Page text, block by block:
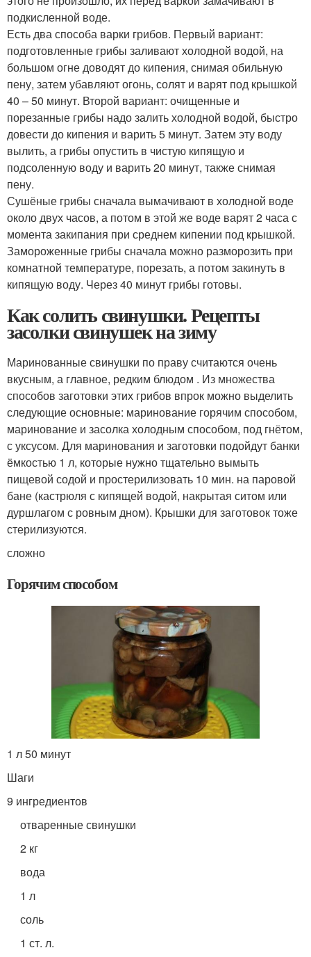
подкисленной воде.
Есть два способа варки грибов. Первый вариант:
подготовленные грибы заливают холодной водой, на
большом огне доводят до кипения, снимая обильную
пену, затем убавляют огонь, солят и варят под крышкой
40 – 50 минут. Второй вариант: очищенные и
порезанные грибы надо залить холодной водой, быстро
довести до кипения и варить 5 минут. Затем эту воду
вылить, а грибы опустить в чистую кипящую и
подсоленную воду и варить 20 минут, также снимая
пену.
Сушёные грибы сначала вымачивают в холодной воде
около двух часов, а потом в этой же воде варят 2 часа с
момента закипания при среднем кипении под крышкой.
Замороженные грибы сначала можно разморозить при
комнатной температуре, порезать, а потом закинуть в
кипящую воду. Через 40 минут грибы готовы.
Как солить свинушки. Рецепты
засолки свинушек на зиму
Маринованные свинушки по праву считаются очень
вкусным, а главное, редким блюдом . Из множества
способов заготовки этих грибов впрок можно выделить
следующие основные: маринование горячим способом,
маринование и засолка холодным способом, под гнётом,
с уксусом. Для маринования и заготовки подойдут банки
ёмкостью 1 л, которые нужно тщательно вымыть
пищевой содой и простерилизовать 10 мин. на паровой
бане (кастрюля с кипящей водой, накрытая ситом или
дуршлагом с ровным дном). Крышки для заготовок тоже
стерилизуются.
сложно
Горячим способом
1 л 50 минут
Шаги
9 ингредиентов
отваренные свинушки
2 кг
вода
1 л
соль
1 ст. л.